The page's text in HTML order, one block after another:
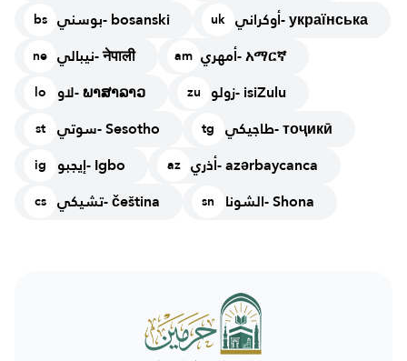
bs بوسني- bosanski uk أوكراني- українська
ne نيبالي- नेपाली am أمهري- አማርኛ
lo لاو- ພາສາລາວ zu زولو- isiZulu
st سوتي- Sesotho tg طاجيكي- тоҷикӣ
ig إيجبو- Igbo az أذري- azərbaycanca
cs تشيكي- čeština sn الشونا- Shona